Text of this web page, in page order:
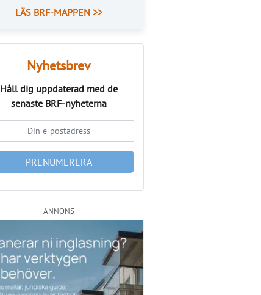
LÄS BRF-MAPPEN >>
Nyhetsbrev
Håll dig uppdaterad med de
senaste BRF-nyheterna
PRENUMERERA
ANNONS